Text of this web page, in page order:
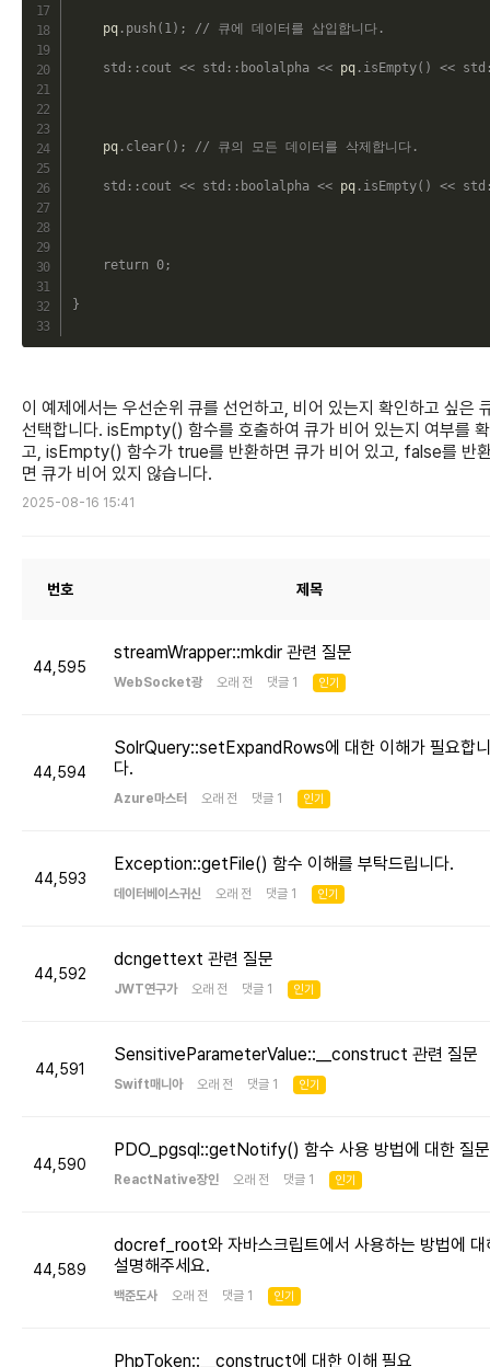
    pq
. push ( 1) ; // 큐에 데이터를 삽입합니다.
std :: cout << std :: boolalpha << pq. isEmpty( ) << std
    pq
. clear( ) ; // 큐의 모든 데이터를 삭제합니다.
std :: cout << std :: boolalpha << pq. isEmpty( ) << std
return 0;
}
이 예제에서는 우선순위 큐를 선언하고, 비어 있는지 확인하고 싶은
선택합니다. isEmpty() 함수를 호출하여 큐가 비어 있는지 여부를
고, isEmpty() 함수가 true를 반환하면 큐가 비어 있고, false를 반
면 큐가 비어 있지 않습니다.
2025-08-16 15:41
번호 제목
44,595
streamWrapper::mkdir 관련 질문
WebSocket광 오래 전 댓글 1 인기
44,594
SolrQuery::setExpandRows에 대한 이해가 필요합니
다.
Azure마스터 오래 전 댓글 1 인기
44,593
Exception::getFile() 함수 이해를 부탁드립니다.
데이터베이스귀신 오래 전 댓글 1 인기
44,592
dcngettext 관련 질문
JWT연구가 오래 전 댓글 1 인기
44,591
SensitiveParameterValue::__construct 관련 질문
Swift매니아 오래 전 댓글 1 인기
44,590
PDO_pgsql::getNotify() 함수 사용 방법에 대한 질문
ReactNative장인 오래 전 댓글 1 인기
44,589
docref_root와 자바스크립트에서 사용하는 방법에 대
설명해주세요.
백준도사 오래 전 댓글 1 인기
PhpToken::__construct에 대한 이해 필요